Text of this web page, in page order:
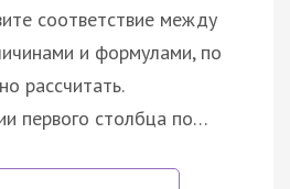
соответствие между
и формулами, по
рассчитать.
первого столбца по…